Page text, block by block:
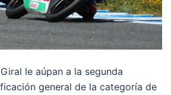
le aúpan a la segunda
general de la categoría de